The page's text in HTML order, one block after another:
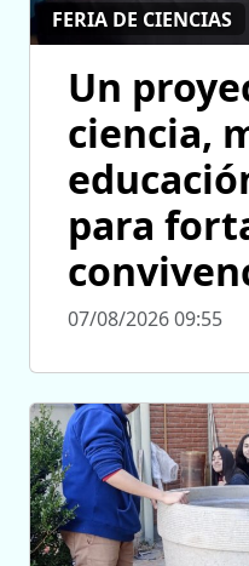
FERIA DE CIENCIAS
Un
ciencia,
para
07/08/2026 09:55